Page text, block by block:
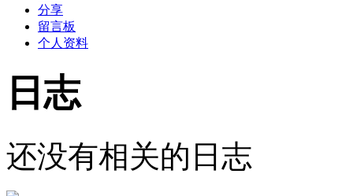
分享
留言板
个人资料
日志
还没有相关的日志